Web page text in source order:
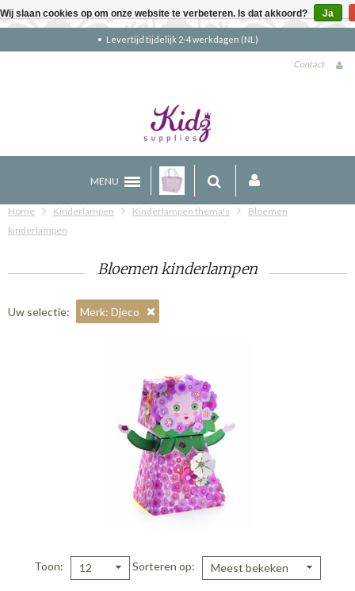
Levertijd tijdelijk 2-4 werkdagen (NL)
Contact
MENU
Home Kinderlampen Kinderlampen thema's
Bloemen
kinderlampen
Bloemen kinderlampen
Uw selectie: Merk: Djeco
Toon 12 Sorteren op Meest bekeken
Wij slaan cookies op om onze website te verbeteren. Is dat akkoord? Ja